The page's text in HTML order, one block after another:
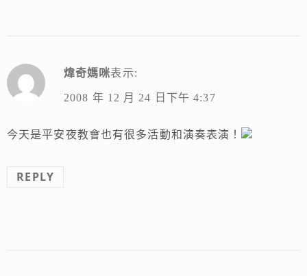
煒奇媽咪表示:
2008 年 12 月 24 日下午 4:37
今天是平安夜教會也有很多活動和演奏表演！
REPLY